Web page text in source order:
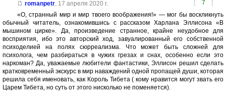
[ 7 ]
romanpetr, 17 апреля 2020 г.
«О, странный мир и мир твоего воображения!» — мог бы воскликнуть
обычный читатель, ознакомившись с рассказом Харлана Эллисона «В
мышином цирке». Да, произведение странное, крайне неудобное для
восприятия, ибо это авторский ход, завуалированный его собственной
психоделией на полях сюрреализма. Что может быть сложней для
психолога, чем разбираться в чужих грезах и снах, особенно если это
наркоман? Да, уважаемые любители фантастики, Эллисон решил сделать
кратковременный экскурс в мир наваждений одной пропащей души, которая
решила себя именовать, как Король Тибета ( кому нравится могут звать его
Царем Тибета, но суть от этого нисколько не поменяется).